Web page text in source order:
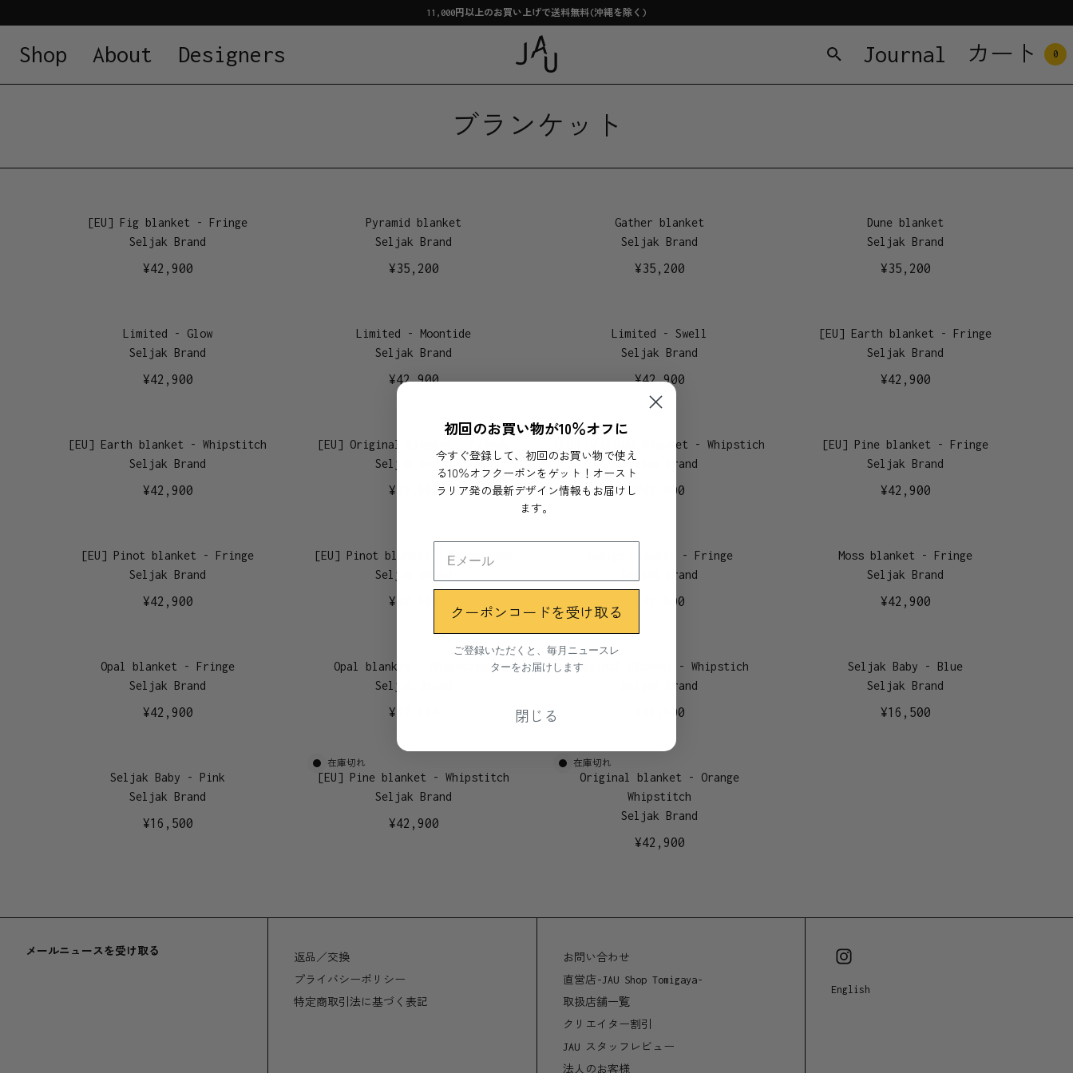
11,000円以上のお買い上げで送料無料(沖縄を除く)
Shop About Designers Journal カート 0
ブランケット
[EU] Fig blanket - Fringe
Seljak Brand
¥42,900
Pyramid blanket
Seljak Brand
¥35,200
Gather blanket
Seljak Brand
¥35,200
Dune blanket
Seljak Brand
¥35,200
Limited - Glow
Seljak Brand
¥42,900
Limited - Moontide
Seljak Brand
¥42,900
Limited - Swell
Seljak Brand
¥42,900
[EU] Earth blanket - Fringe
Seljak Brand
¥42,900
[EU] Earth blanket - Whipstitch
Seljak Brand
¥42,900
[EU] Original blanket - Fringe
Seljak Brand
¥ 42,900
[EU] Original blanket - Whipstich
Seljak Brand
¥ 42,900
[EU] Pine blanket - Fringe
Seljak Brand
¥42,900
[EU] Pinot blanket - Fringe
Seljak Brand
¥42,900
[EU] Pinot blanket - Whipstitch
Seljak Brand
¥
Indigo blanket - Fringe
Seljak Brand
42,900
Moss blanket - Fringe
Seljak Brand
¥42,900
Opal blanket - Fringe
Seljak Brand
¥42,900
Opal blanket - Whipstitch
Seljak Brand
¥
Original blanket - Whipstich
Seljak Brand
42,900
Seljak Baby - Blue
Seljak Brand
¥16,500
Seljak Baby - Pink
Seljak Brand
¥16,500
在庫切れ
[EU] Pine blanket - Whipstitch
Seljak Brand
¥42,900
在庫切れ
Original blanket - Orange
Whipstitch
Seljak Brand
¥42,900
メールニュースを受け取る
返品／交換
プライバシーポリシー
特定商取引法に基づく表記
お問い合わせ
直営店-JAU Shop Tomigaya-
取扱店舗一覧
クリエイター割引
JAU スタッフレビュー
法人のお客様
English
初回のお買い物が10％オフに
今すぐ登録して、初回のお買い物で使え
る10％オフクーポンをゲット！オースト
ラリア発の最新デザイン情報もお届けし
ます。
クーポンコードを受け取る
ご登録いただくと、毎月ニュースレ
ターをお届けします
閉じる